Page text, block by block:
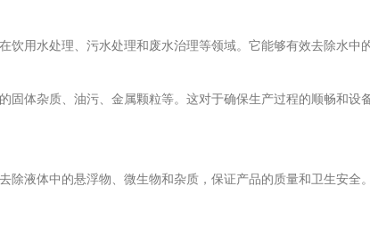
用水处理、污水处理和废水治理等领域。它能够有效去除水中
体杂质、油污、金属颗粒等。这对于确保生产过程的顺畅和设
液体中的悬浮物、微生物和杂质，保证产品的质量和卫生安全